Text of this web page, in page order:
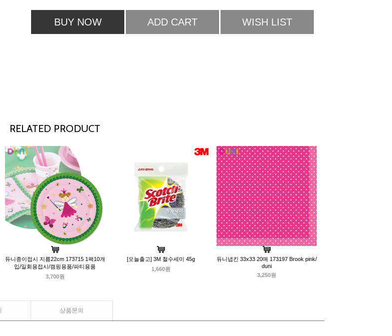
BUY NOW ADD CART WISH LIST
RELATED PRODUCT
듀니종이접시 지름22cm 173715 1팩10개
입/일회용접시/캠핑용품/파티용품
3,700원
[오늘출고] 3M 철수세미 45g
1,660원
듀니냅킨 33x33 20매 173197 Brook pink/
duni
3,250원
상품문의